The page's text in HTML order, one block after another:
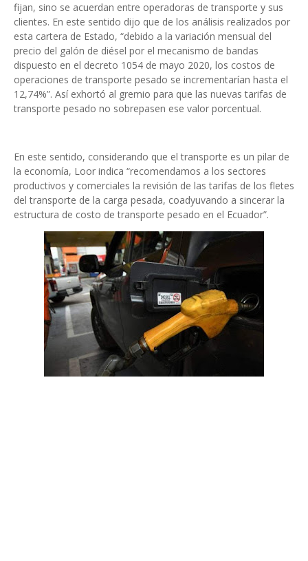
fijan, sino se acuerdan entre operadoras de transporte y sus
clientes. En este sentido dijo que de los análisis realizados por
esta cartera de Estado, “debido a la variación mensual del
precio del galón de diésel por el mecanismo de bandas
dispuesto en el decreto 1054 de mayo 2020, los costos de
operaciones de transporte pesado se incrementarían hasta el
12,74%”. Así exhortó al gremio para que las nuevas tarifas de
transporte pesado no sobrepasen ese valor porcentual.
En este sentido, considerando que el transporte es un pilar de
la economía, Loor indica “recomendamos a los sectores
productivos y comerciales la revisión de las tarifas de los fletes
del transporte de la carga pesada, coadyuvando a sincerar la
estructura de costo de transporte pesado en el Ecuador”.